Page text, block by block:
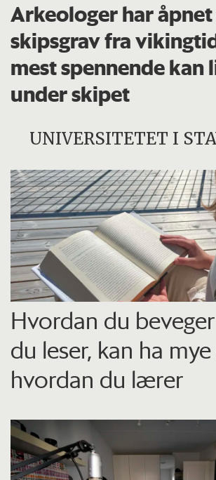
Arkeologer har åpnet
skipsgrav fra
mest spennende kan
under skipet
UNIVERSITETET I
Hvordan du
du leser, kan ha
hvordan du lærer